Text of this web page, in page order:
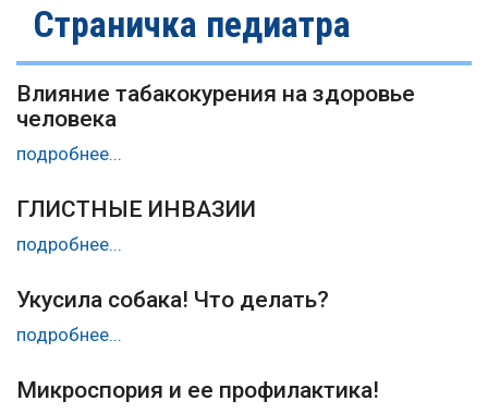
Страничка педиатра
Влияние табакокурения на здоровье
человека
подробнее...
ГЛИСТНЫЕ ИНВАЗИИ
подробнее...
Укусила собака! Что делать?
подробнее...
Микроспория и ее профилактика!